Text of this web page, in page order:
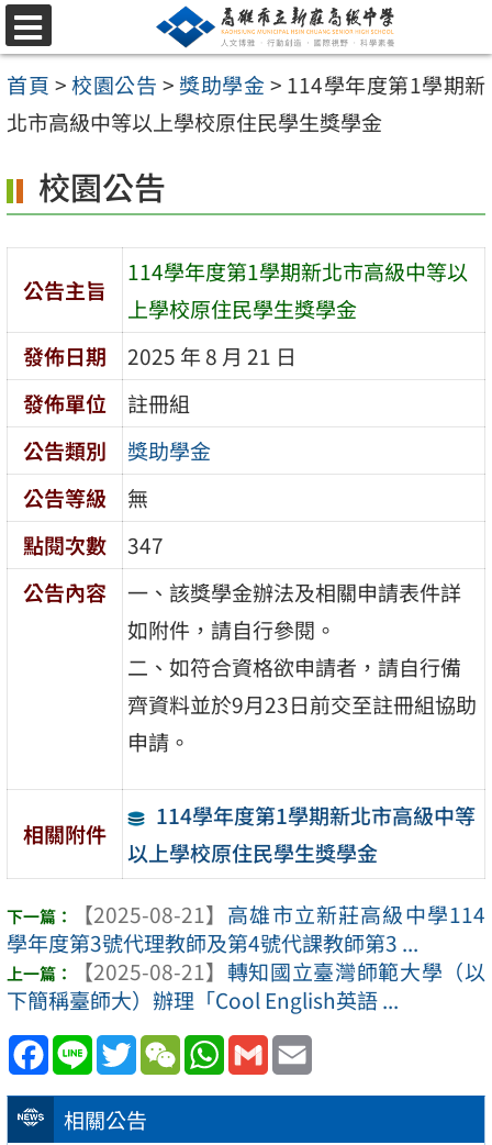
跳
至
主
要
容
區
選
單
首頁 >校園公告 > 獎助學金> 114學年度第1學期新
北市高級中等以上學校原住民學生獎學金
相關公告
校園公告
公告主旨
114學年度第1學期新北市高級中等以
上學校原住民學生獎學金
發佈日期
2025 年 8 月 21 日
發佈單位
註冊組
公告類別
獎助學金
公告等級
無
點閱次數
347
公告內容
一、該獎學金辦法及相關申請表件詳
如附件，請自行參閱。
二、如符合資格欲申請者，請自行備
齊資料並於9月23日前交至註冊組協助
申請。
相關附件
114學年度第1學期新北市高級中等
以上學校原住民學生獎學金
【2025-08-21】 高雄市立新莊高級中學114
學年度第3號代理教師及第4號代課教師第3 ...
【2025-08-21】 轉知國立臺灣師範大學（以
下簡稱臺師大）辦理「Cool English英語 ...
Facebook
Line TwitterWeChatWhatsApp
Gmail